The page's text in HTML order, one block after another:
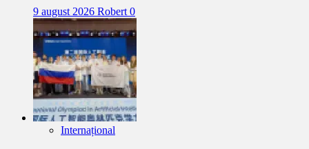
9 august 2026 Robert 0
Internațional